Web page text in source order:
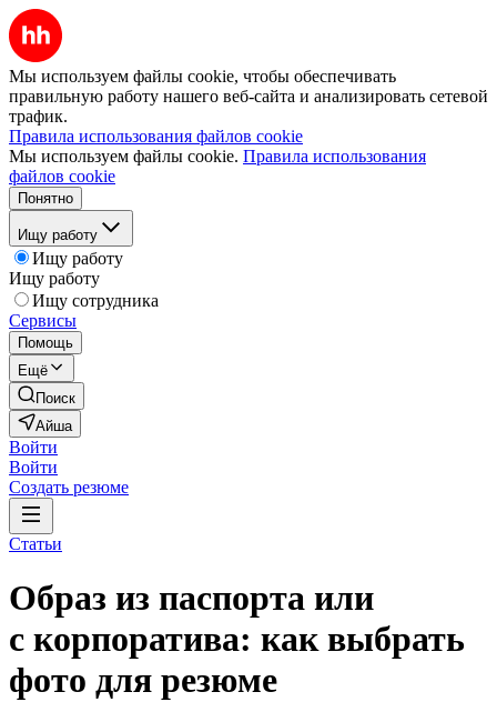
Мы используем файлы cookie, чтобы обеспечивать
правильную работу нашего веб-сайта и анализировать сетевой
трафик.
Правила использования файлов cookie
Мы используем файлы cookie. Правила использования
файлов cookie
Понятно
Ищу работу
Ищу работу
Ищу работу
Ищу сотрудника
Сервисы
Помощь
Ещё
Поиск
Айша
Войти
Войти
Создать резюме
Статьи
Образ из паспорта или
с корпоратива: как выбрать
фото для резюме